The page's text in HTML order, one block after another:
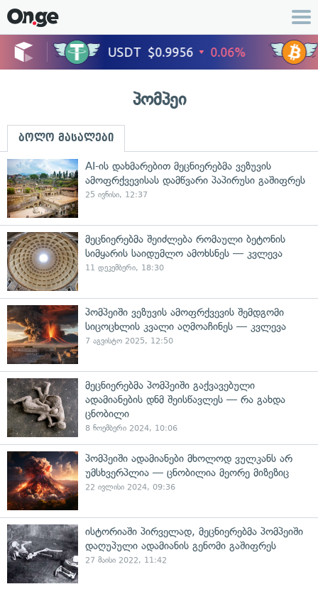
პომპეი
ბოლო მასალები
AI-ის დახმარებით მეცნიერებმა ვეზუვის
ამოფრქვევისას დამწვარი პაპირუსი გაშიფრეს
25 ივნისი, 12:37
მეცნიერებმა შეიძლება რომაული ბეტონის
სიმყარის საიდუმლო ამოხსნეს — კვლევა
11 დეკემბერი, 18:30
პომპეიში ვეზუვის ამოფრქვევის შემდგომი
სიცოცხლის კვალი აღმოაჩინეს — კვლევა
7 აგვისტო 2025, 12:50
მეცნიერებმა პომპეიში გაქვავებული
ადამიანების დნმ შეისწავლეს — რა გახდა
ცნობილი
8 ნოემბერი 2024, 10:06
პომპეიში ადამიანები მხოლოდ ვულკანს არ
უმსხვერპლია — ცნობილია მეორე მიზეზიც
22 ივლისი 2024, 09:36
ისტორიაში პირველად, მეცნიერებმა პომპეიში
დაღუპული ადამიანის გენომი გაშიფრეს
27 მაისი 2022, 11:42